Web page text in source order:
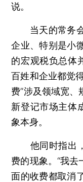
说。
当天的常务会
企业、特别是小
的宏观税负总体
百姓和企业都觉
费”涉及领域宽
新登记市场主体
象本身。
他同时指出，
费的现象。“我去
面的收费都取消